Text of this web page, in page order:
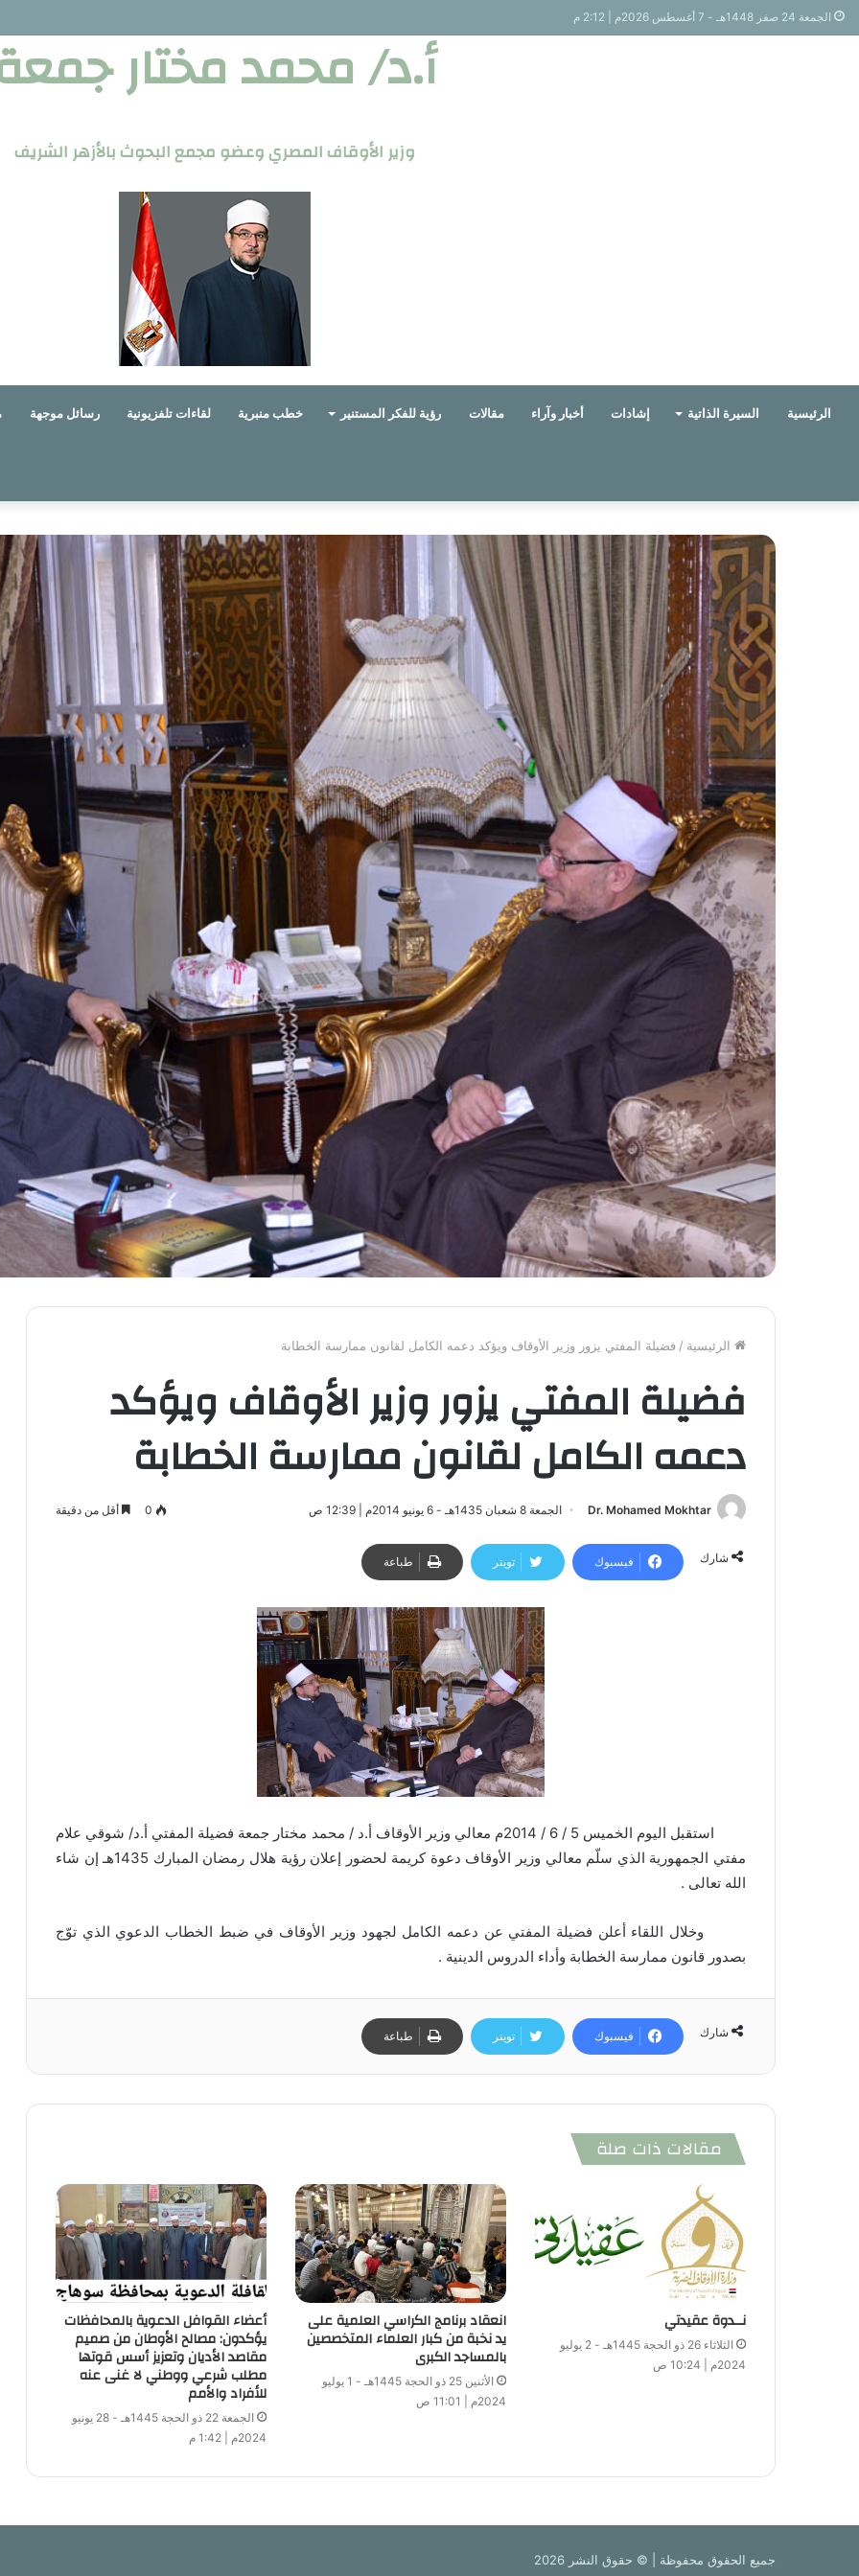
الجمعة 24 صفر 1448هـ - 7 أغسطس 2026م | 2:12 م
أ.د/ محمد مختار
وزير الأوقاف المصري وعضو مجمع البحوث بالأزهر الشريف
الرئيسية السيرة الذاتية إشادات أخبار وآراء مقالات رؤية للفكر المستنير خطب منبرية لقاءات تلفزيونية رسائل موجهة
الرئيسية / فضيلة المفتي يزور وزير الأوقاف ويؤكد دعمه الكامل لقانون ممارسة الخطابة
فضيلة المفتي يزور وزير الأوقاف ويؤكد
دعمه الكامل لقانون ممارسة الخطابة
Dr. Mohamed Mokhtar الجمعة 8 شعبان 1435هـ - 6 يونيو 2014م | 12:39 ص 0 أقل من دقيقة
شارك فيسبوك تويتر طباعة
استقبل اليوم الخميس 5 / 6 / 2014م معالي وزير الأوقاف أ.د / محمد مختار جمعة فضيلة المفتي أ.د/ شوقي علام
مفتي الجمهورية الذي سلّم معالي وزير الأوقاف دعوة كريمة لحضور إعلان رؤية هلال رمضان المبارك 1435هـ إن شاء
الله تعالى .
وخلال اللقاء أعلن فضيلة المفتي عن دعمه الكامل لجهود وزير الأوقاف في ضبط الخطاب الدعوي الذي توّج
بصدور قانون ممارسة الخطابة وأداء الدروس الدينية .
شارك فيسبوك تويتر طباعة
مقالات ذات صلة
نــدوة عقيدتي
الثلاثاء 26 ذو الحجة 1445هـ - 2 يوليو
2024م | 10:24 ص
انعقاد برنامج الكراسي العلمية على
يد نخبة من كبار العلماء المتخصصين
بالمساجد الكبرى
الأثنين 25 ذو الحجة 1445هـ - 1 يوليو
2024م | 11:01 ص
أعضاء القوافل الدعوية بالمحافظات
يؤكدون: مصالح الأوطان من صميم
مقاصد الأديان وتعزيز أسس قوتها
مطلب شرعي ووطني لا غنى عنه
للأفراد والأمم
الجمعة 22 ذو الحجة 1445هـ - 28 يونيو
2024م | 1:42 م
جميع الحقوق محفوظة | © حقوق النشر 2026